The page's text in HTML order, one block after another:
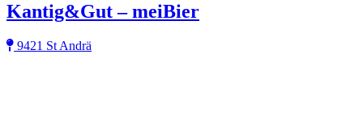
Kantig&Gut – meiBier
9421 St Andrä